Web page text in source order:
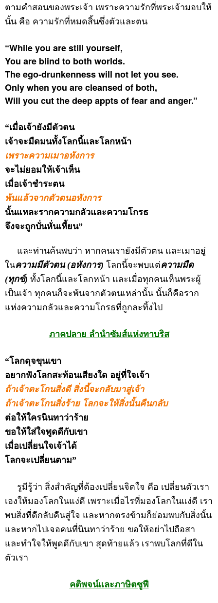
ตามคำสอนของพระเจ้า เพราะความรักที่พระเจ้ามอบให้
นั้น คือ ความรักที่หมดสิ้นซึ่งตัวและตน
“While you are still yourself,
You are blind to both worlds.
The ego-drunkenness will not let you see.
Only when you are cleansed of both,
Will you cut the deep appts of fear and anger.”
“เมื่อเจ้ายังมีตัวตน
เจ้าจะมืดมนทั้งโลกนี้และโลกหน้า
เพราะความเมาอหังการ
จะไม่ยอมให้เจ้าเห็น
เมื่อเจ้าชำระตน
พ้นแล้วจากตัวตนอหังการ
นั้นแหละรากความกลัวและความโกรธ
จึงจะถูกบั่นหั่นเหี้ยน”
และท่านค้นพบว่า หากคนเรายังมีตัวตน และเมาอยู่
ในความมีตัวตน (อหังการ) โลกนี้จะพบแต่ความมืด
(ทุกข์) ทั้งโลกนี้และโลกหน้า และเมื่อทุกคนเห็นพระผู้
เป็นเจ้า ทุกคนก็จะพ้นจากตัวตนเหล่านั้น นั้นก็คือราก
แห่งความกลัวและความโกรธที่ถูกละทิ้งไป
ภาคปลาย ลำนำซัมส์แห่งทาบริส
“โลกดุจขุนเขา
อยากฟังโลกสะท้อนเสียงใด อยู่ที่ใจเจ้า
ถ้าเจ้าตะโกนสิ่งดี สิ่งนี้จะกลับมาสู่เจ้า
ถ้าเจ้าตะโกนสิ่งร้าย โลกจะให้สิ่งนั้นคืนกลับ
ต่อให้ใครนินทาว่าร้าย
ขอให้ใส่ใจพูดดีกับเขา
เมื่อเปลี่ยนใจเจ้าได้
โลกจะเปลี่ยนตาม”
รูมีรู้ว่า สิ่งสำคัญที่ต้องเปลี่ยนจิตใจ คือ เปลี่ยนตัวเรา
เองให้มองโลกในแง่ดี เพราะเมื่อไรที่มองโลกในแง่ดี เรา
พบสิ่งที่ดีกลับคืนสู่ใจ และหากตรงข้ามก็ย่อมพบกับสิ่งนั้น
และหากไปเจอคนที่นินทาว่าร้าย ขอให้อย่าไปถือสา
และทำใจให้พูดดีกับเขา สุดท้ายแล้ว เราพบโลกที่ดีใน
ตัวเรา
คติพจน์และภาษิตซูฟี